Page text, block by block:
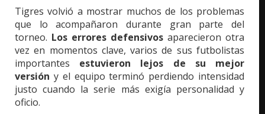
Tigres volvió a mostrar muchos de los problemas
que lo acompañaron durante gran parte del
torneo. Los errores defensivos aparecieron otra
vez en momentos clave, varios de sus futbolistas
importantes estuvieron lejos de su mejor
versión y el equipo terminó perdiendo intensidad
justo cuando la serie más exigía personalidad y
oficio.